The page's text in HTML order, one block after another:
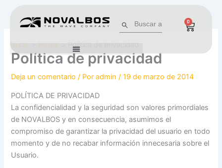
contenido
Botón de búsqueda 0
Cart
Inicio Home Política de privacidad
Política de privacidad
Deja un comentario / Poradmin/19 de marzo de 2014
POLÍTICA DE PRIVACIDAD
La confidencialidad y la seguridad son valores primordiales
de NOVALBOS y en consecuencia, asumimos el
compromiso de garantizar la privacidad del usuario en todo
momento y de no recabar información innecesaria sobre el
Usuario.